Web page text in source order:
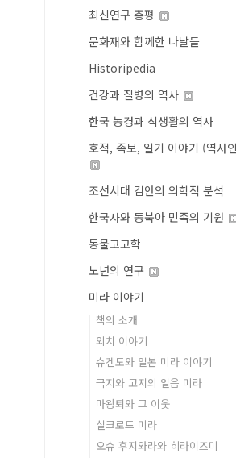
최신연구 총평
문화재와 함께한 나날들
Historipedia
건강과 질병의 역사
한국 농경과 식생활의 역사
호적, 족보, 일기 이야기 (역사
조선시대 검안의 의학적 분석
한국사와 동북아 민족의 기원
동물고고학
노년의 연구
미라 이야기
책의 소개
외치 이야기
슈겐도와 일본 미라 이야기
극지와 고지의 얼음 미라
마왕퇴와 그 이웃
실크로드 미라
오슈 후지와라와 히라이즈미